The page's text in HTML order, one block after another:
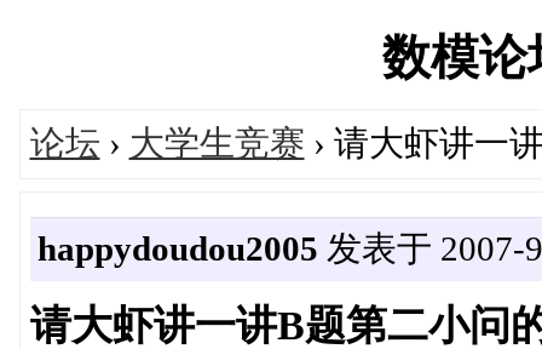
数模论
论坛 › 大学生竞赛 › 请大虾讲一
happydoudou2005 发表于 2007-
请大虾讲一讲B题第二小问